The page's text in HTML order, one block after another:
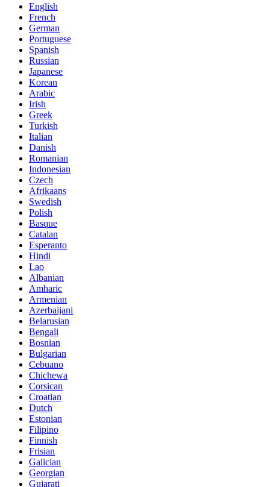
English
French
German
Portuguese
Spanish
Russian
Japanese
Korean
Arabic
Irish
Greek
Turkish
Italian
Danish
Romanian
Indonesian
Czech
Afrikaans
Swedish
Polish
Basque
Catalan
Esperanto
Hindi
Lao
Albanian
Amharic
Armenian
Azerbaijani
Belarusian
Bengali
Bosnian
Bulgarian
Cebuano
Chichewa
Corsican
Croatian
Dutch
Estonian
Filipino
Finnish
Frisian
Galician
Georgian
Gujarati